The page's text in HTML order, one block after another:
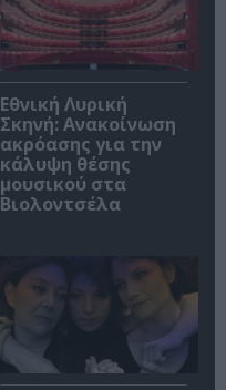
Εθνική Λυρική
Σκηνή: Ανακοίνωση
ακρόασης για την
κάλυψη θέσης
μουσικού στα
Βιολοντσέλα